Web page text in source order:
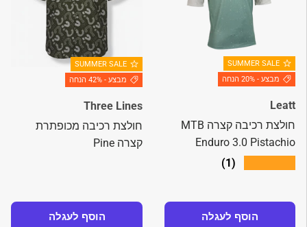
SUMMER SALE
מבצע - 20% הנחה
Leatt
חולצת רכיבה קצרה MTB
Enduro 3.0 Pistachio
(1)
הוסף לעגלה
SUMMER SALE
מבצע - 42% הנחה
Three Lines
חולצת רכיבה מכופתרת
קצרה Pine
הוסף לעגלה